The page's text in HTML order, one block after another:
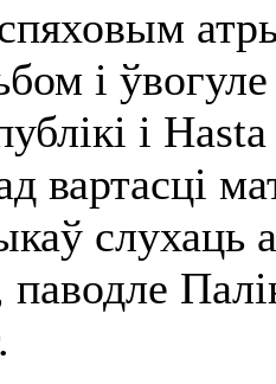
і
і
вартасці
слухаць
паводле